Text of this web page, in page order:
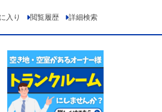
入り 閲覧履歴 詳細検索